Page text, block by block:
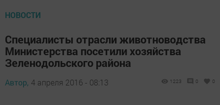
НОВОСТИ
Специалисты отрасли животноводства
Министерства посетили хозяйства
Зеленодольского района
Автор, 4 апреля 2016 - 08:13 1223 0 0